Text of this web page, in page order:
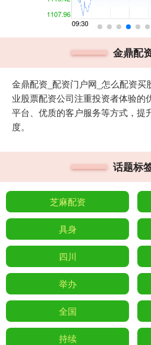
金鼎配
金鼎配资_配资门户网_怎么配资买
业股票配资公司注重投资者体验的
平台、优质的客户服务等方式，提
度。
话题标
芝麻配资
具身
四川
举办
全国
持续